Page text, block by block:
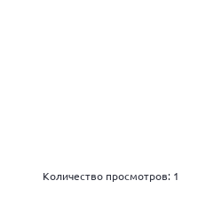
Количество просмотров: 1